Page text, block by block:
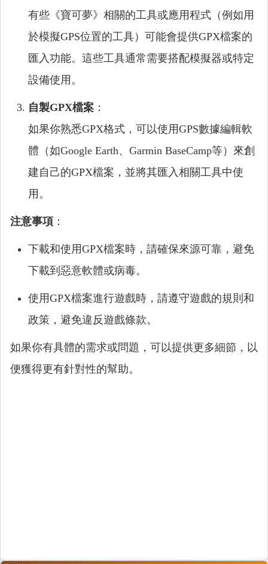
有些《寶可夢》相關的工具或應用程式（例如用
於模擬GPS位置的工具）可能會提供GPX檔案的
匯入功能。這些工具通常需要搭配模擬器或特定
設備使用。
自製GPX檔案 ：
如果你熟悉GPX格式，可以使用GPS數據編輯軟
體（如Google Earth、Garmin BaseCamp等）來創
建自己的GPX檔案，並將其匯入相關工具中使
用。
注意事項 ：
下載和使用GPX檔案時，請確保來源可靠，避免
下載到惡意軟體或病毒。
使用GPX檔案進行遊戲時，請遵守遊戲的規則和
政策，避免違反遊戲條款。
如果你有具體的需求或問題，可以提供更多細節，以
便獲得更有針對性的幫助。